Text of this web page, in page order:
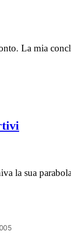
La mia
la sua